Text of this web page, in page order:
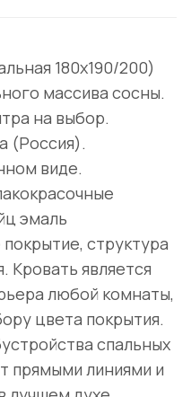
180x190/200)
массива сосны.
на выбор.
(Россия).
виде.
эмаль
структура
Кровать является
любой комнаты,
цвета покрытия.
спальных
прямыми линиями и